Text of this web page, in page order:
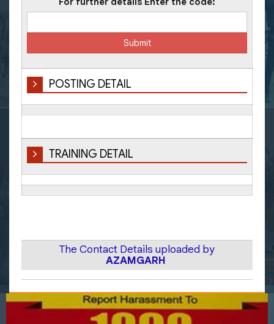
POSTING DETAIL
TRAINING DETAIL
The Contact Details uploaded by
AZAMGARH